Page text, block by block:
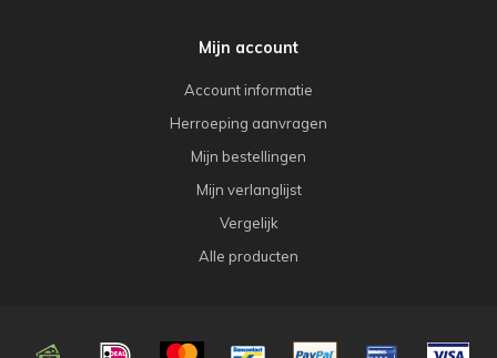
Mijn account
Account informatie
Herroeping aanvragen
Mijn bestellingen
Mijn verlanglijst
Vergelijk
Alle producten